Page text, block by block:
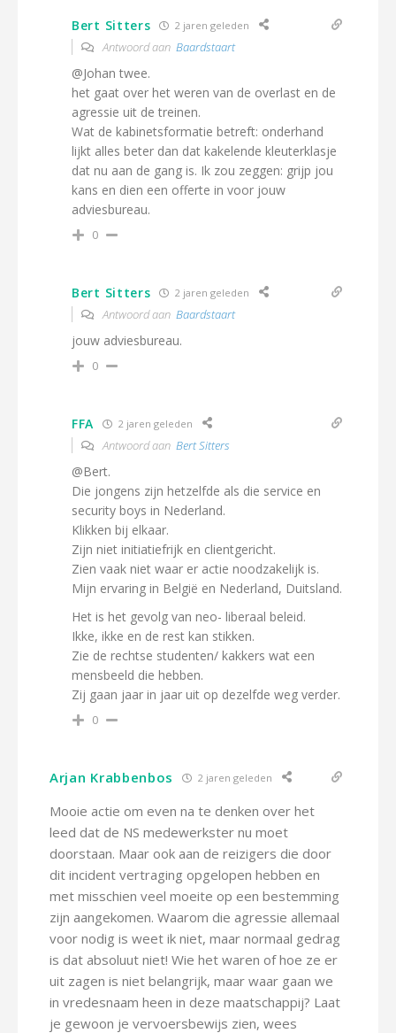
Bert Sitters 2 jaren geleden
Antwoord aan Baardstaart
@Johan twee.
het gaat over het weren van de overlast en de
agressie uit de treinen.
Wat de kabinetsformatie betreft: onderhand
lijkt alles beter dan dat kakelende kleuterklasje
dat nu aan de gang is. Ik zou zeggen: grijp jou
kans en dien een offerte in voor jouw
adviesbureau.
0
Bert Sitters 2 jaren geleden
Antwoord aan Baardstaart
jouw adviesbureau.
0
FFA 2 jaren geleden
Antwoord aan Bert Sitters
@Bert.
Die jongens zijn hetzelfde als die service en
security boys in Nederland.
Klikken bij elkaar.
Zijn niet initiatiefrijk en clientgericht.
Zien vaak niet waar er actie noodzakelijk is.
Mijn ervaring in België en Nederland, Duitsland.
Het is het gevolg van neo- liberaal beleid.
Ikke, ikke en de rest kan stikken.
Zie de rechtse studenten/ kakkers wat een
mensbeeld die hebben.
Zij gaan jaar in jaar uit op dezelfde weg verder.
0
Arjan Krabbenbos 2 jaren geleden
Mooie actie om even na te denken over het
leed dat de NS medewerkster nu moet
doorstaan. Maar ook aan de reizigers die door
dit incident vertraging opgelopen hebben en
met misschien veel moeite op een bestemming
zijn aangekomen. Waarom die agressie allemaal
voor nodig is weet ik niet, maar normaal gedrag
is dat absoluut niet! Wie het waren of hoe ze er
uit zagen is niet belangrijk, maar waar gaan we
in vredesnaam heen in deze maatschappij? Laat
je gewoon je vervoersbewijs zien, wees